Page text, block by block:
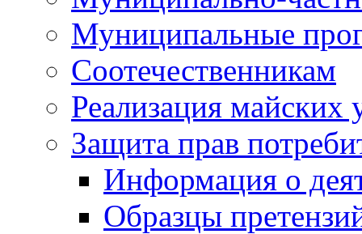
Муниципальные
Соотечественникам
Реализация майских
Защита прав
Информация о
Образцы